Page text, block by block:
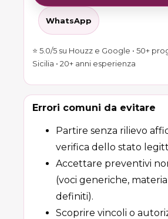
WhatsApp
⭐ 5.0/5 su Houzz e Google • 50+
Sicilia • 20+ anni esperienza
Errori comuni da evitare
Partire senza rilievo
verifica dello stato
Accettare preventivi
(voci generiche,
definiti).
Scoprire vincoli o